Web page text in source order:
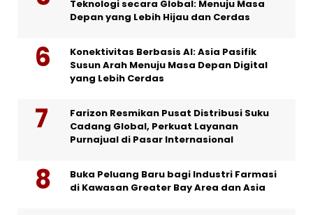
Teknologi secara Global: Menuju Masa
Depan yang Lebih Hijau dan Cerdas
Konektivitas Berbasis AI: Asia Pasifik
Susun Arah Menuju Masa Depan Digital
yang Lebih Cerdas
Farizon Resmikan Pusat Distribusi Suku
Cadang Global, Perkuat Layanan
Purnajual di Pasar Internasional
Buka Peluang Baru bagi Industri Farmasi
di Kawasan Greater Bay Area dan Asia